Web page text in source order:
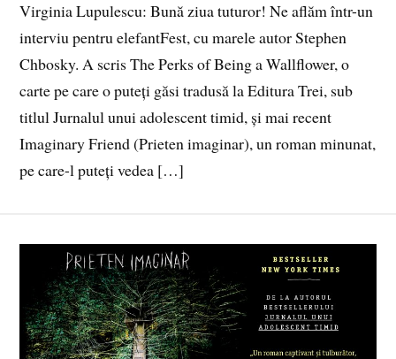
Virginia Lupulescu: Bună ziua tuturor! Ne aflăm într-un
interviu pentru elefantFest, cu marele autor Stephen
Chbosky. A scris The Perks of Being a Wallflower, o
carte pe care o puteți găsi tradusă la Editura Trei, sub
titlul Jurnalul unui adolescent timid, și mai recent
Imaginary Friend (Prieten imaginar), un roman minunat,
pe care-l puteți vedea […]